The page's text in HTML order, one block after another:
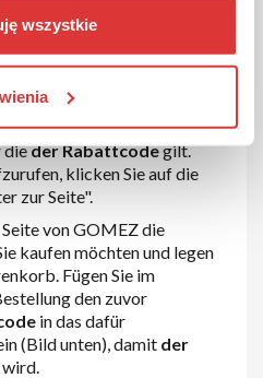
wszystkie
Sie auf "Weiter zur Seite".
, der mit "CODE
In einer neuen
sich eine Unterseite mit
dieder Rabattcodegilt.
klicken Sie auf die
zur Seite".
von GOMEZ die
kaufen möchten und legen
Fügen Sie im
den zuvor
in das dafür
(Bild unten), damit der